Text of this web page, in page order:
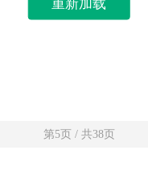
重新加载
第5页 / 共38页